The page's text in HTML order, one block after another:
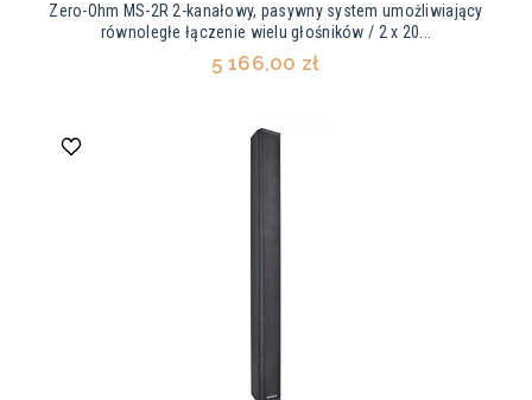
Zero-Ohm MS-2R 2-kanałowy, pasywny system umożliwiający
równoległe łączenie wielu głośników / 2 x 20...
5 166,00 zł